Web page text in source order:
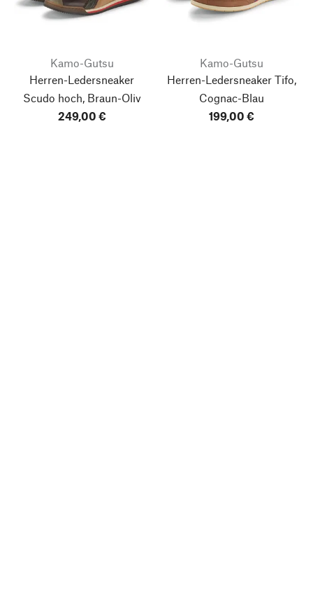
Kamo-Gutsu
Herren-Ledersneaker
Scudo hoch, Braun-Oliv
249,00 €
Kamo-Gutsu
Herren-Ledersneaker Tifo,
Cognac-Blau
199,00 €